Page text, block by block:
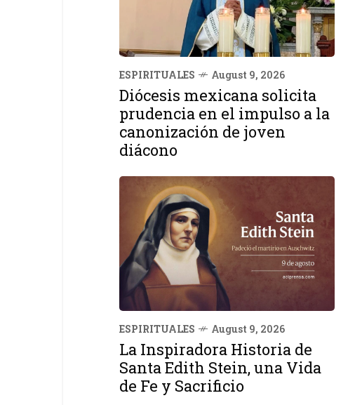
ESPIRITUALES August 9, 2026
Diócesis mexicana solicita
prudencia en el impulso a la
canonización de joven
diácono
ESPIRITUALES August 9, 2026
La Inspiradora Historia de
Santa Edith Stein, una Vida
de Fe y Sacrificio